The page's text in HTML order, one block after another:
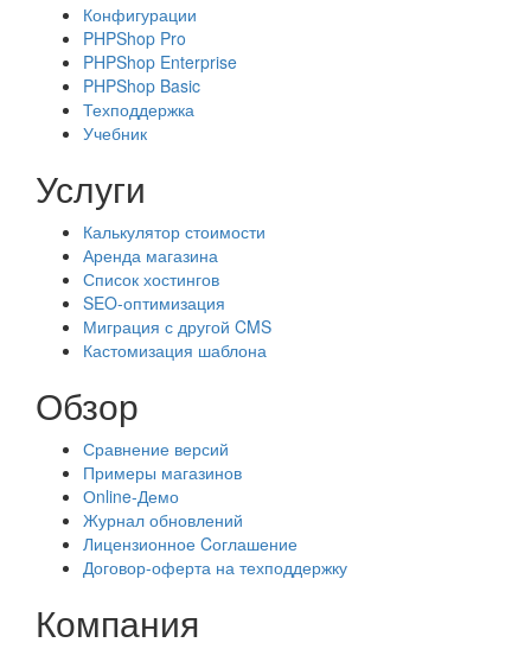
Конфигурации
PHPShop Pro
PHPShop Enterprise
PHPShop Basic
Техподдержка
Учебник
Услуги
Калькулятор стоимости
Аренда магазина
Список хостингов
SEO-оптимизация
Миграция с другой CMS
Кастомизация шаблона
Обзор
Сравнение версий
Примеры магазинов
Оnline-Демо
Журнал обновлений
Лицензионное Cоглашение
Договор-оферта на техподдержку
Компания